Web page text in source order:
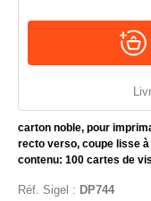
carton noble, pour
recto verso, coupe lisse
contenu: 100 cartes de
Réf. Sigel : DP744